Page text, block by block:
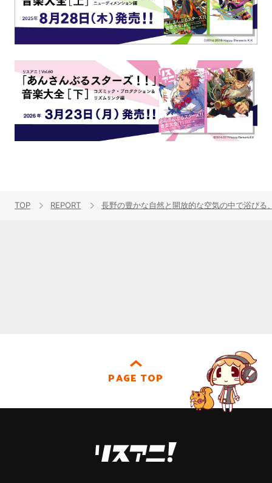
TOP REPORT 長野の豊かな自然と開放的な空気の中で浴び
PAGE TOP